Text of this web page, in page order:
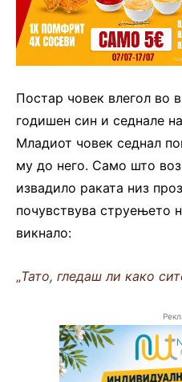
Постар човек влегол во
годишен син и седнале
Младиот човек седнал
му до него. Само што
извадило раката низ
почувствува струењето
викнало:
„Тато, гледаш ли како